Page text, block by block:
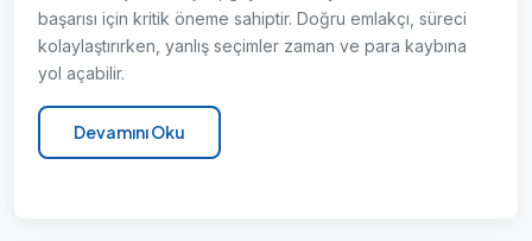
başarısı için kritik öneme sahiptir. Doğru emlakçı, süreci
kolaylaştırırken, yanlış seçimler zaman ve para kaybına
yol açabilir.
Devamını Oku